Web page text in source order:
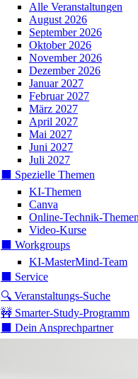
Alle Veranstaltungen
August 2026
September 2026
Oktober 2026
November 2026
Dezember 2026
Januar 2027
Februar 2027
März 2027
April 2027
Mai 2027
Juni 2027
Juli 2027
⬛️ Spezielle Themen
KI-Themen
Canva
Online-Technik-Themen
Video-Kurse
⬛️ Workgroups
KI-MasterMind-Team
⬛️ Service
🔍 Veranstaltungs-Suche
🚧 Smarter-Study-Programm
⬛️ Dein Ansprechpartner